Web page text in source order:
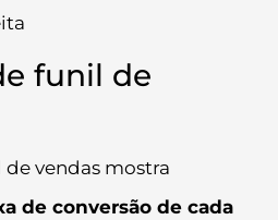
funil de
vendas mostra
de conversão de cada